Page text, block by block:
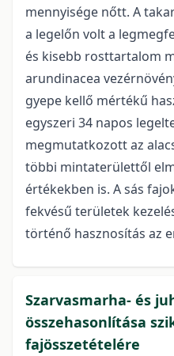
mennyisége nőtt. A
a legelőn volt a
és kisebb rosttartalom
arundinacea
gyepe kellő mértékű
egyszeri 34 napos
megmutatkozott az
többi mintaterülettől
értékekben is. A sás
fekvésű területek
történő hasznosítás az
Szarvasmarha- és
összehasonlítása
fajösszetételére